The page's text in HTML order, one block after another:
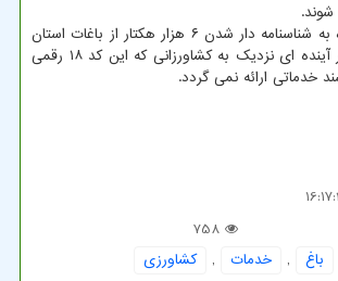
نظری مقدم با اشاره به شناسنامه دار شدن ۶ هزار هکتار از باغات استان
تهران، اشاره کرد: در آینده ای نزدیک به کشاورزانی که این کد ۱۸ رقمی
خدماتی ارائه نمی گردد.
758
باغ , خدمات ,
كشاورزی